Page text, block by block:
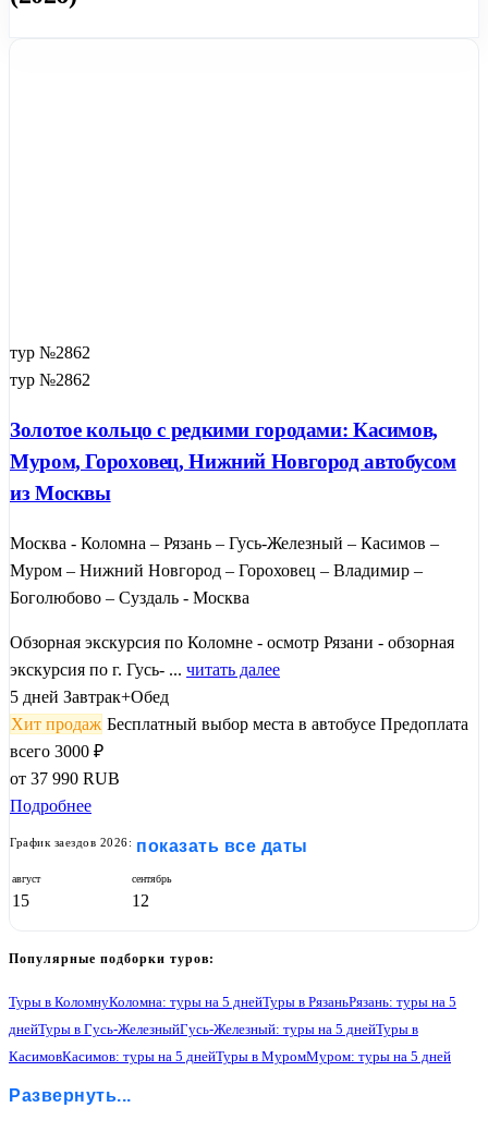
тур №2862
тур №2862
Золотое кольцо с редкими городами: Касимов,
Муром, Гороховец, Нижний Новгород автобусом
из Москвы
Москва - Коломна – Рязань – Гусь-Железный – Касимов –
Муром – Нижний Новгород – Гороховец – Владимир –
Боголюбово – Суздаль - Москва
Обзорная экскурсия по Коломне - осмотр Рязани - обзорная
экскурсия по г. Гусь- ... читать далее
5 дней Завтрак+Обед
Хит продаж Бесплатный выбор места в автобусе Предоплата
всего 3000 ₽
от 37 990 RUB
Подробнее
График заездов 2026: показать все даты
август
15
сентябрь
12
Популярные подборки туров:
Туры в КоломнуКоломна: туры на 5 днейТуры в РязаньРязань: туры на 5
днейТуры в Гусь-ЖелезныйГусь-Железный: туры на 5 днейТуры в
КасимовКасимов: туры на 5 днейТуры в МуромМуром: туры на 5 дней
Туры в ГороховецГороховец: туры на 5 дней
Развернуть...